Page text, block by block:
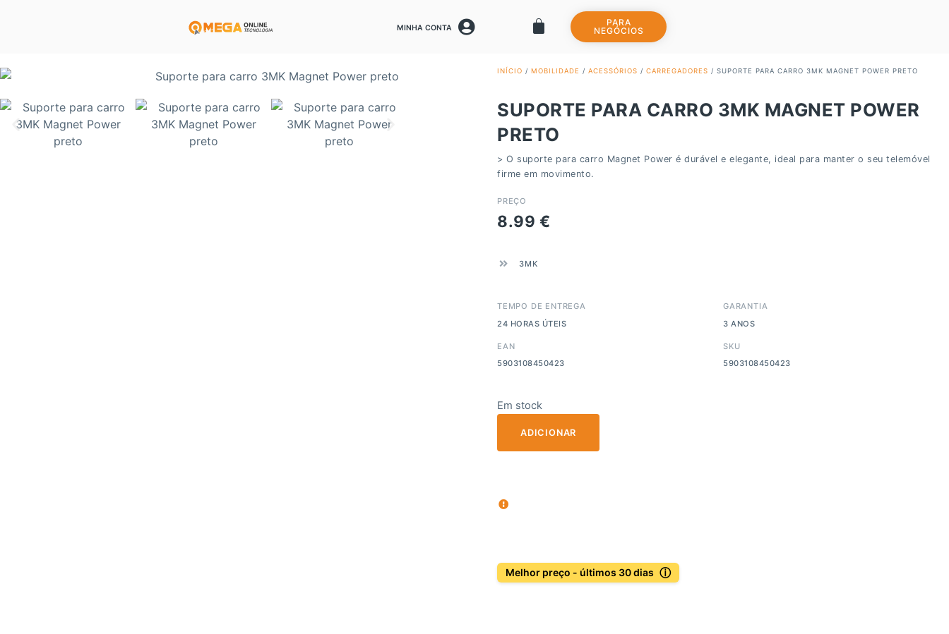
MINHA CONTA
PARA
NEGÓCIOS
INÍCIO / MOBILIDADE / ACESSÓRIOS / CARREGADORES / SUPORTE PARA CARRO 3MK MAGNET POWER PRETO
SUPORTE PARA CARRO 3MK MAGNET POWER
PRETO
> O suporte para carro Magnet Power é durável e elegante, ideal para manter o seu telemóvel
firme em movimento.
PREÇO
8.99 €
3MK
TEMPO DE ENTREGA
24 HORAS ÚTEIS
GARANTIA
3 ANOS
EAN
5903108450423
SKU
5903108450423
Em stock
ADICIONAR
Melhor preço - últimos 30 dias ⓘ